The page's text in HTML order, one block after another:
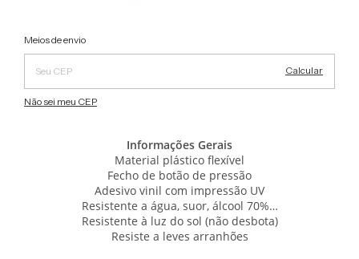
Entregas para o CEP:
Meios de envio
Calcular
Não sei meu CEP
Informações Gerais
Material plástico flexível
Fecho de botão de pressão
Adesivo vinil com impressão UV
Resistente a água, suor, álcool 70%…
Resistente à luz do sol (não desbota)
Resiste a leves arranhões